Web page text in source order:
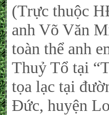
(Trực thuộc
anh Võ Văn
toàn thể anh
Thuỷ Tổ tại
tọa lạc tại
Đức, huyện